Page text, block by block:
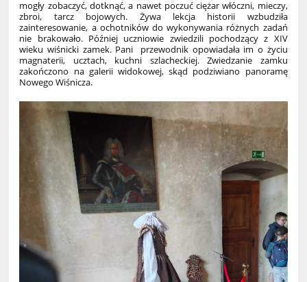
mogły zobaczyć, dotknąć, a nawet poczuć ciężar włóczni, mieczy,
zbroi, tarcz bojowych. Żywa lekcja historii wzbudziła
zainteresowanie, a ochotników do wykonywania różnych zadań
nie brakowało. Później uczniowie zwiedzili pochodzący z XIV
wieku wiśnicki zamek. Pani przewodnik opowiadała im o życiu
magnaterii, ucztach, kuchni szlacheckiej. Zwiedzanie zamku
zakończono na galerii widokowej, skąd podziwiano panoramę
Nowego Wiśnicza.